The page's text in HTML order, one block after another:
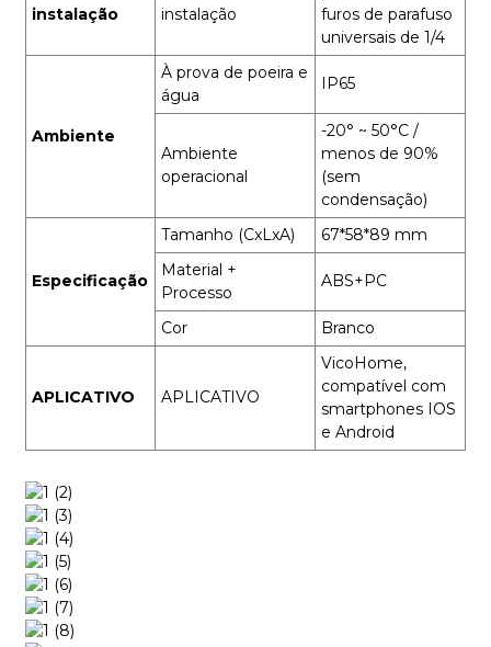
instalação
instalação
furos de parafuso
universais de 1/4
Ambiente
À prova de poeira e
água
IP65
Ambiente
operacional
-20° ~ 50°C /
menos de 90%
(sem
condensação)
Especificação
Tamanho (CxLxA)
67*58*89 mm
Material +
Processo
ABS+PC
Cor Branco
APLICATIVO APLICATIVO
VicoHome,
compatível com
smartphones IOS
e Android